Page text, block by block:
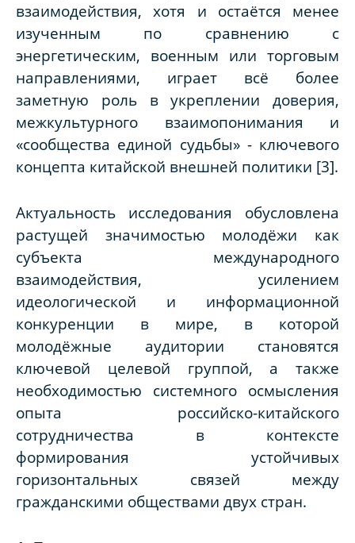
взаимодействия, хотя и остаётся менее
изученным по сравнению с
энергетическим, военным или торговым
направлениями, играет всё более
заметную роль в укреплении доверия,
межкультурного взаимопонимания и
«сообщества единой судьбы» - ключевого
концепта китайской внешней политики [3].
Актуальность исследования обусловлена
растущей значимостью молодёжи как
субъекта международного
взаимодействия, усилением
идеологической и информационной
конкуренции в мире, в которой
молодёжные аудитории становятся
ключевой целевой группой, а также
необходимостью системного осмысления
опыта российско-китайского
сотрудничества в контексте
формирования устойчивых
горизонтальных связей между
гражданскими обществами двух стран.